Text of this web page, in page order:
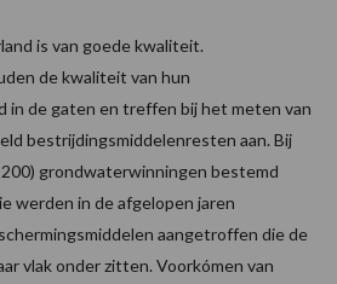
is van goede kwaliteit.
de kwaliteit van hun
in de gaten en treffen bij het meten van
bestrijdingsmiddelenresten aan. Bij
grondwaterwinningen bestemd
werden in de afgelopen jaren
aangetroffen die de
vlak onder zitten. Voorkómen van